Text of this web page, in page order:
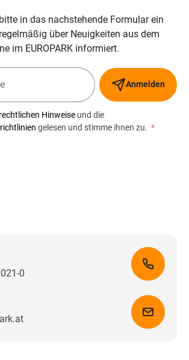
in das nachstehende Formular ein
über Neuigkeiten aus dem
im EUROPARK informiert.
Anmelden
rechtlichen Hinweise und die
gelesen und stimme ihnen zu. *
0
Wegbeschreibung erhalten